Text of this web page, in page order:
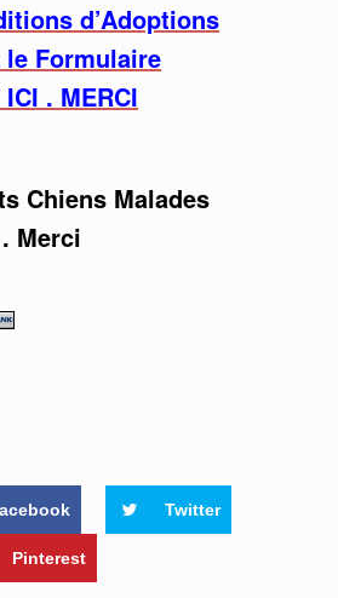
d’Adoptions
Formulaire
. MERCI
Chiens Malades
Merci
Twitter
Pinterest